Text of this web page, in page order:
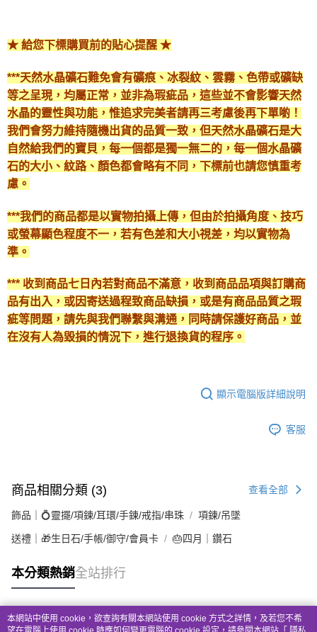
★ 給您下標購買前的貼心提醒 ★
***天然水晶礦石難免會有礦痕、冰裂紋、雲霧、色帶或礦缺
等之呈現，均屬正常，並非為瑕疵品，這些並不會影響天然
水晶的靈性與功能，惟追求完美者請再三考慮後再下單喲！
我們會努力維持隨機出貨的品質一致，但天然水晶礦石是大
自然給我們的寶貝，每一個都是獨一無二的，每一個水晶礦
石的大小、紋路、顏色都會略有不同，下標前也請您慎重考
慮。
***我們的商品都是以實物拍攝上傳，但由於拍攝角度、技巧
或螢幕顯色程度不一，若有色差和大小視差，均以實物為
準。
*** 收到商品七日內若對商品不滿意，收到商品品項與訂購商
品有出入，或因寄送過程致商品缺損，或是有商品品質之瑕
疵等問題，請先與我們聯繫與溝通，同時請保護好商品，並
在沒有人為毀損的情況下，進行退換貨的程序。
顯示電腦版詳細說明
客服
商品相關分類 (3) 查看全部
飾品｜💍靈擺/項鍊/耳環/手鍊/戒指/串珠 項鍊/吊墜
送禮｜🎁生日石/手帳/御守/會員卡 🎂四月｜鑽石
本分類熱銷全站排行
熱門標籤
本網站中使用 cookie，欲查詢有關本網站使用 cookie 方式之詳情，及若您不希